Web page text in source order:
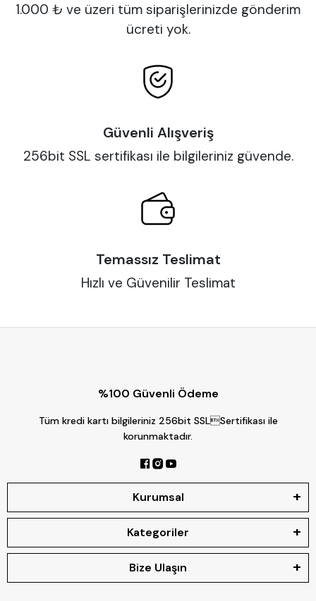
1.000 ₺ ve üzeri tüm siparişlerinizde gönderim
ücreti yok.
Güvenli Alışveriş
256bit SSL sertifikası ile bilgileriniz güvende.
Temassız Teslimat
Hızlı ve Güvenilir Teslimat
%100 Güvenli Ödeme
Tüm kredi kartı bilgileriniz 256bit SSLSertifikası ile
korunmaktadır.
Kurumsal
Kategoriler
Bize Ulaşın